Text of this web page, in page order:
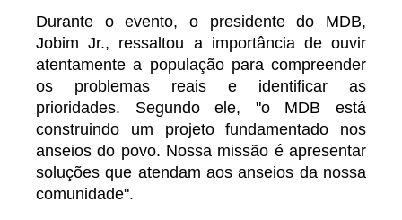
Durante o evento, o presidente do MDB,
Jobim Jr., ressaltou a importância de ouvir
atentamente a população para compreender
os problemas reais e identificar as
prioridades. Segundo ele, "o MDB está
construindo um projeto fundamentado nos
anseios do povo. Nossa missão é apresentar
soluções que atendam aos anseios da nossa
comunidade".